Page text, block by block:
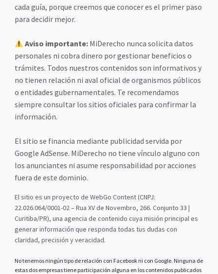
cada guía, porque creemos que conocer es el primer paso
para decidir mejor.
Aviso importante: MiDerecho nunca solicita datos
personales ni cobra dinero por gestionar beneficios o
trámites. Todos nuestros contenidos son informativos y
no tienen relación ni aval oficial de organismos públicos
o entidades gubernamentales. Te recomendamos
siempre consultar los sitios oficiales para confirmar la
información.
El sitio se financia mediante publicidad servida por
Google AdSense. MiDerecho no tiene vínculo alguno con
los anunciantes ni asume responsabilidad por acciones
fuera de este dominio.
El sitio es un proyecto de WebGo Content (CNPJ:
22.026.064/0001-02 – Rua XV de Novembro, 266. Conjunto 33 |
Curitiba/PR), una agencia de contenido cuya misión principal es
generar información que responda todas tus dudas con
claridad, precisión y veracidad.
No tenemos ningún tipo de relación con Facebook ni con Google. Ninguna de
estas dos empresas tiene participación alguna en los contenidos publicados